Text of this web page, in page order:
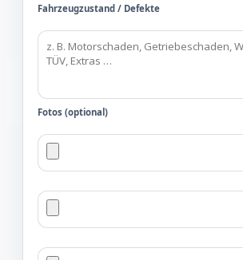
Fahrzeugzustand / Defekte
Fotos (optional)